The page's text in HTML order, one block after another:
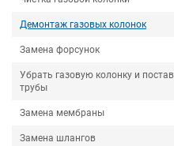
Демонтаж газовых колонок
Замена форсунок
Убрать газовую колонку и
трубы
Замена мембраны
Замена шлангов